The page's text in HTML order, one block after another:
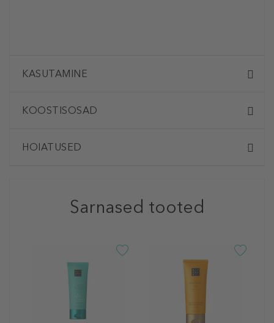
KASUTAMINE
KOOSTISOSAD
HOIATUSED
Sarnased tooted